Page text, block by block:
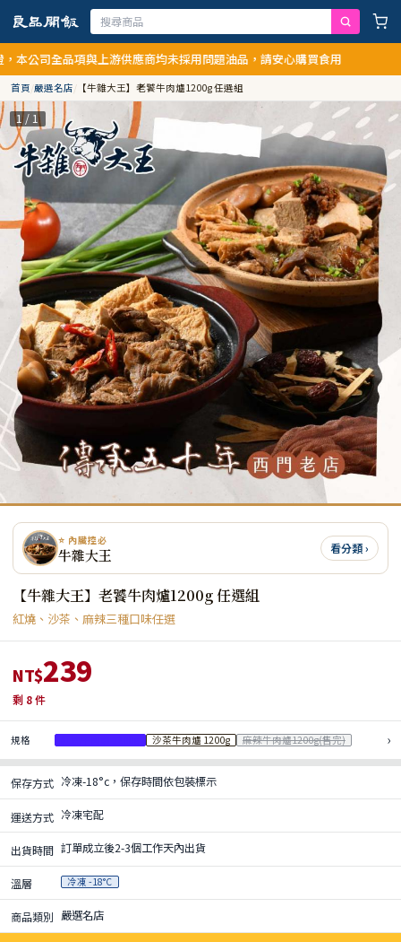
司全品項與上游供應商均未採用問題油品，請安心購買食用
首頁/嚴選名店/ 【牛雜大王】老饕牛肉爐1200g 任選組
1 / 1
⭐ 內臟控必
牛雜大王 看分類 ›
【牛雜大王】老饕牛肉爐1200g 任選組
紅燒、沙茶、麻辣三種口味任選
NT$239
剩 8件
規格 沙茶牛肉爐 1200g 麻辣牛肉爐1200g(售完) ›
保存方式 冷凍-18°c，保存時間依包裝標示
運送方式 冷凍宅配
出貨時間 訂單成立後2-3個工作天內出貨
溫層 冷凍 -18°C
商品類別 嚴選名店